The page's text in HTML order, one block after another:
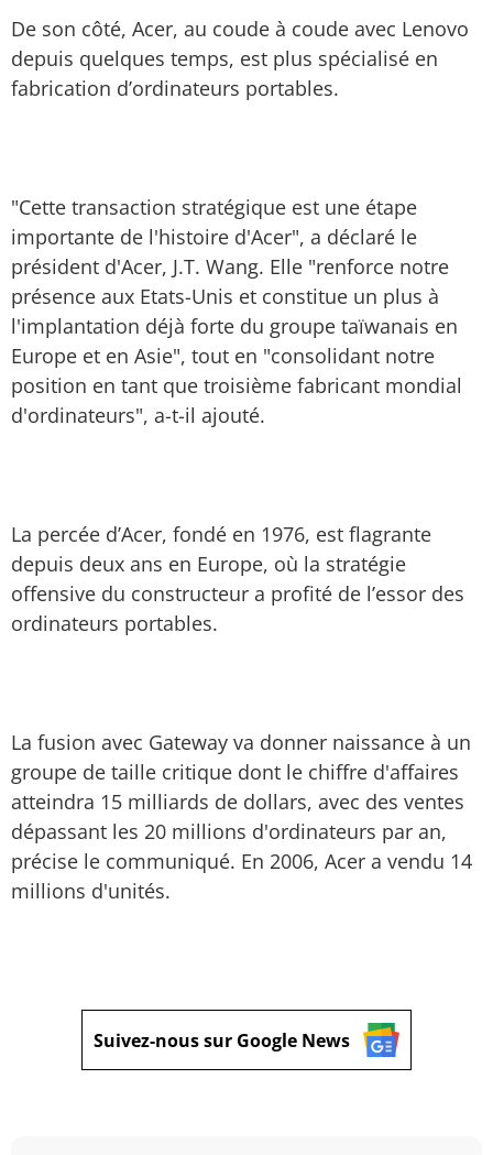
De son côté, Acer, au coude à coude avec Lenovo
depuis quelques temps, est plus spécialisé en
fabrication d’ordinateurs portables.
"Cette transaction stratégique est une étape
importante de l'histoire d'Acer", a déclaré le
président d'Acer, J.T. Wang. Elle "renforce notre
présence aux Etats-Unis et constitue un plus à
l'implantation déjà forte du groupe taïwanais en
Europe et en Asie", tout en "consolidant notre
position en tant que troisième fabricant mondial
d'ordinateurs", a-t-il ajouté.
La percée d’Acer, fondé en 1976, est flagrante
depuis deux ans en Europe, où la stratégie
offensive du constructeur a profité de l’essor des
ordinateurs portables.
La fusion avec Gateway va donner naissance à un
groupe de taille critique dont le chiffre d'affaires
atteindra 15 milliards de dollars, avec des ventes
dépassant les 20 millions d'ordinateurs par an,
précise le communiqué. En 2006, Acer a vendu 14
millions d'unités.
Suivez-nous sur Google News